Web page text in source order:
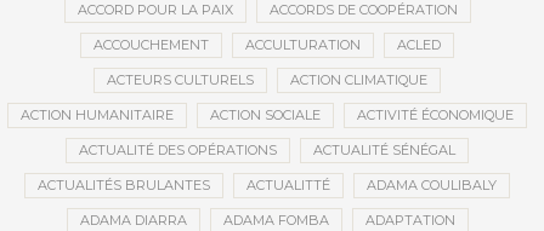
ACCORD POUR LA PAIX ACCORDS DE COOPÉRATION
ACCOUCHEMENT ACCULTURATION ACLED
ACTEURS CULTURELS ACTION CLIMATIQUE
ACTION HUMANITAIRE ACTION SOCIALE ACTIVITÉ ÉCONOMIQUE
ACTUALITÉ DES OPÉRATIONS ACTUALITÉ SÉNÉGAL
ACTUALITÉS BRULANTES ACTUALITTÉ ADAMA COULIBALY
ADAMA DIARRA ADAMA FOMBA ADAPTATION